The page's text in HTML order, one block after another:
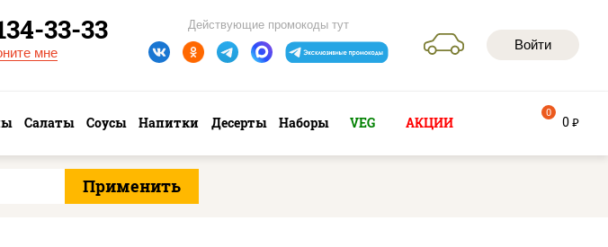
Войти
Действующие промокоды тут
33-33
мне
Салаты Соусы Напитки Десерты Наборы VEG АКЦИИ 0 руб
0